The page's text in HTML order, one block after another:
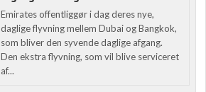
Emirates offentliggør i dag deres nye,
daglige flyvning mellem Dubai og Bangkok,
som bliver den syvende daglige afgang.
Den ekstra flyvning, som vil blive serviceret
af...